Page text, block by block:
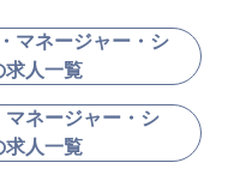
マネージャー・シ
求人一覧
ネージャー・シ
求人一覧